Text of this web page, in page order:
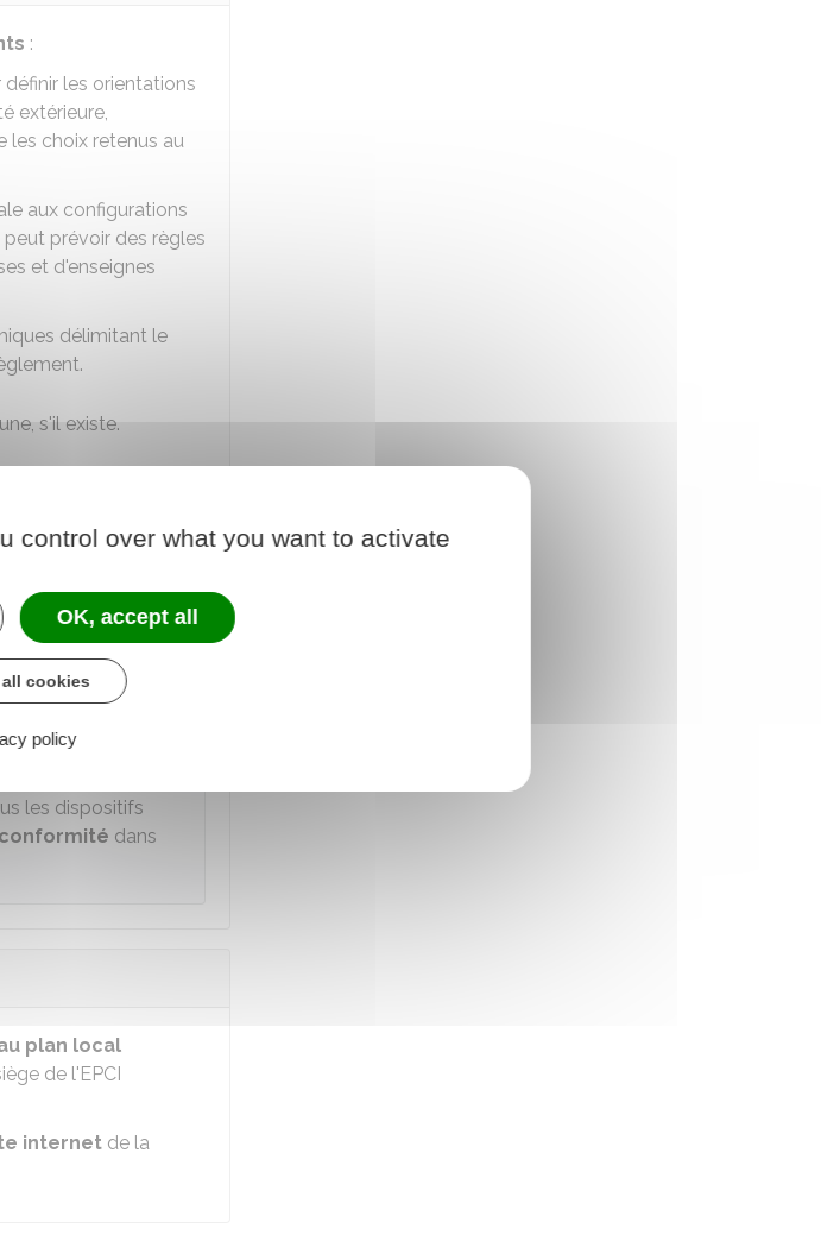
:
les orientations
extérieure,
les choix retenus au
aux configurations
prévoir des règles
et d'enseignes
délimitant le
s'il existe.
(RLP) doivent
les zones ou
fixées par le
les dispositifs
dans
plan local
de l'EPCI
internet de la
control over what you want to activate
OK, accept all
cookies
policy